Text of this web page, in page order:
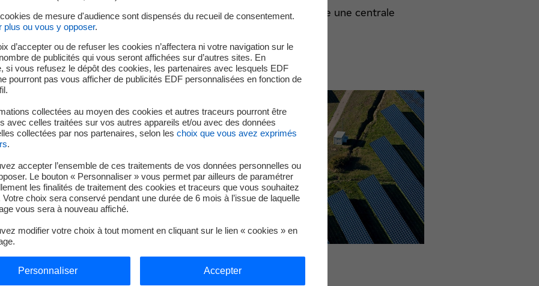
Les chiffres du solaire photovoltaïque
Solaire
Comment fonctionne une centrale
Solaire
de mesure d'audience sont dispensés du recueil de consentement.
plus ou vous y opposer.
d’accepter ou de refuser les cookies n’affectera ni votre navigation sur le
de publicités qui vous seront affichées sur d’autres sites. En
si vous refusez le dépôt des cookies, les partenaires avec lesquels EDF
pourront pas vous afficher de publicités EDF personnalisées en fonction de
collectées au moyen des cookies et autres traceurs pourront être
avec celles traitées sur vos autres appareils et/ou avec des données
collectées par nos partenaires, selon les choix que vous avez exprimés
.
accepter l’ensemble de ces traitements de vos données personnelles ou
Le bouton « Personnaliser » vous permet par ailleurs de paramétrer
les finalités de traitement des cookies et traceurs que vous souhaitez
Votre choix sera conservé pendant une durée de 6 mois à l’issue de laquelle
vous sera à nouveau affiché.
modifier votre choix à tout moment en cliquant sur le lien « cookies » en
Personnaliser Accepter